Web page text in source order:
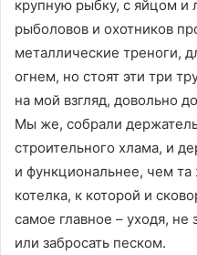
крупную рыбку, с яйцом и
рыболовов и охотников
металлические треноги,
огнем, но стоят эти три
на мой взгляд, довольно
Мы же, собрали
строительного хлама, и
и функциональнее, чем
котелка, к которой и
самое главное – уходя, не
или забросать песком.